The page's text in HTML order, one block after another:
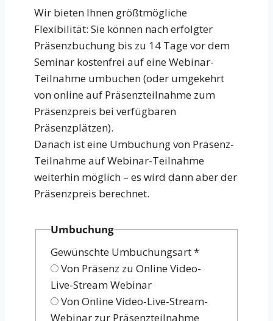
Wir bieten Ihnen größtmögliche
Flexibilität: Sie können nach erfolgter
Präsenzbuchung bis zu 14 Tage vor dem
Seminar kostenfrei auf eine Webinar-
Teilnahme umbuchen (oder umgekehrt
von online auf Präsenzteilnahme zum
Präsenzpreis bei verfügbaren
Präsenzplätzen).
Danach ist eine Umbuchung von Präsenz-
Teilnahme auf Webinar-Teilnahme
weiterhin möglich – es wird dann aber der
Präsenzpreis berechnet.
Umbuchung
Gewünschte Umbuchungsart*
Von Präsenz zu Online Video-
Live-Stream Webinar
Von Online Video-Live-Stream-
Webinar zur Präsenzteilnahme